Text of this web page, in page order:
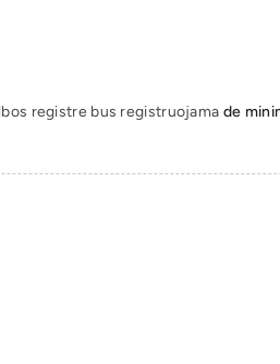
registre bus registruojama de